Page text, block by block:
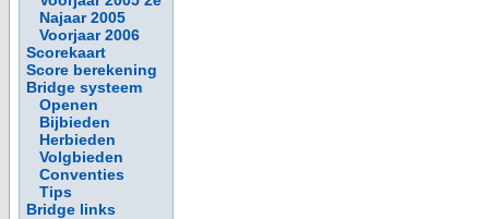
Najaar 2005
Voorjaar 2006
Scorekaart
Score berekening
Bridge systeem
Openen
Bijbieden
Herbieden
Volgbieden
Conventies
Tips
Bridge links